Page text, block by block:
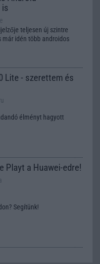
teljesen új szintre
idén több androidos
Lite - szerettem és
élményt hagyott
Playt a Huawei-edre!
Segítünk!